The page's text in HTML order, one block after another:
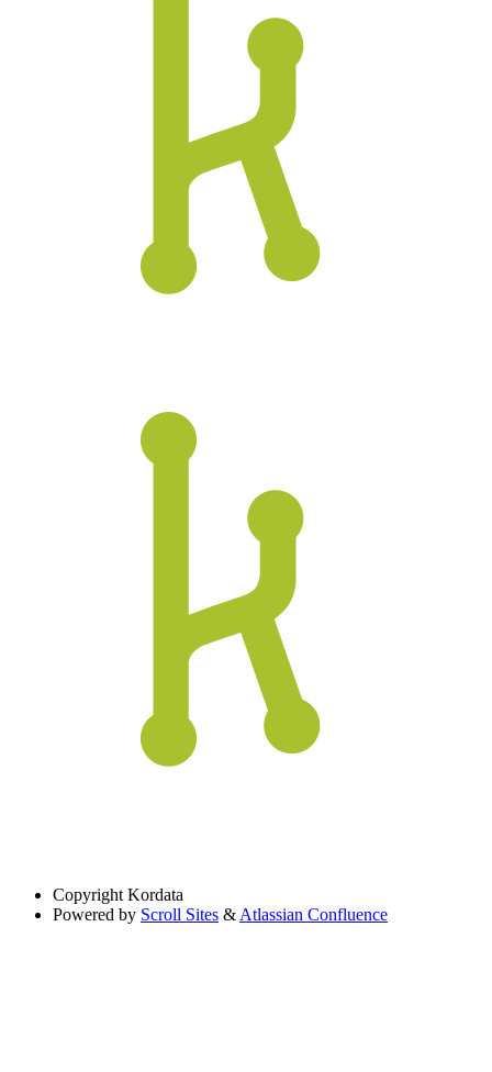
Copyright Kordata
Powered by Scroll Sites & Atlassian Confluence